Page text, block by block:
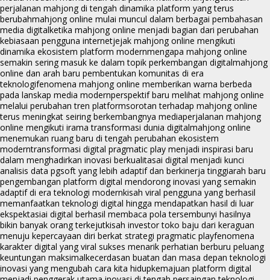
perjalanan mahjong di tengah dinamika platform yang terus
berubahmahjong online mulai muncul dalam berbagai pembahasan
media digitalketika mahjong online menjadi bagian dari perubahan
kebiasaan pengguna internetjejak mahjong online mengikuti
dinamika ekosistem platform modernmengapa mahjong online
semakin sering masuk ke dalam topik perkembangan digitalmahjong
online dan arah baru pembentukan komunitas di era
teknologifenomena mahjong online memberikan warna berbeda
pada lanskap media modernperspektif baru melihat mahjong online
melalui perubahan tren platformsorotan terhadap mahjong online
terus meningkat seiring berkembangnya mediaperjalanan mahjong
online mengikuti irama transformasi dunia digitalmahjong online
menemukan ruang baru di tengah perubahan ekosistem
moderntransformasi digital pragmatic play menjadi inspirasi baru
dalam menghadirkan inovasi berkualitasai digital menjadi kunci
analisis data pgsoft yang lebih adaptif dan berkinerja tinggiarah baru
pengembangan platform digital mendorong inovasi yang semakin
adaptif di era teknologi modernkisah viral pengguna yang berhasil
memanfaatkan teknologi digital hingga mendapatkan hasil di luar
ekspektasiai digital berhasil membaca pola tersembunyi hasilnya
bikin banyak orang terkejutkisah investor toko baju dari keraguan
menuju kepercayaan diri berkat strategi pragmatic playfenomena
karakter digital yang viral sukses menarik perhatian berburu peluang
keuntungan maksimalkecerdasan buatan dan masa depan teknologi
inovasi yang mengubah cara kita hidupkemajuan platform digital